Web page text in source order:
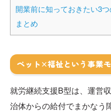
開業前に知っておきたい3
まとめ
ペット×福祉という事業
就労継続支援B型は、運営
治体からの給付でまかなう